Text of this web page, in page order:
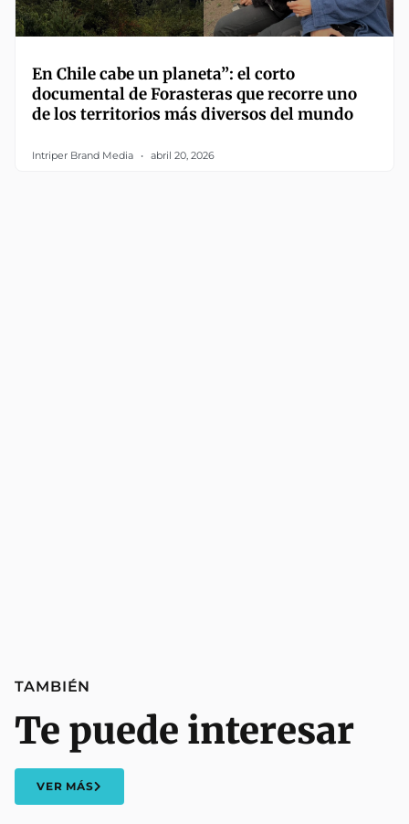
En Chile cabe un planeta”: el corto
documental de Forasteras que recorre uno
de los territorios más diversos del mundo
Intriper Brand Media abril 20, 2026
TAMBIÉN
Te puede interesar
VER MÁS